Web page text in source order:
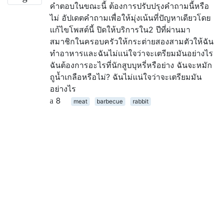
คำตอบในขณะนี้ ต้องการปรับปรุงคำถามนี้หรือ
ไม่ อัปเดตคำถามเพื่อให้มุ่งเน้นที่ปัญหาเดียวโดย
แก้ไขโพสต์นี้ ปิดให้บริการใน2 ปีที่ผ่านมา
สมาชิกในครอบครัวให้กระต่ายสองสามตัวให้ฉัน
ทำอาหารและฉันไม่แน่ใจว่าจะเตรียมมันอย่างไร
ฉันต้องการอะไรที่นักสูบบุหรี่หรือย่าง ฉันจะหมัก
ถูน้ำเกลือหรือไม่? ฉันไม่แน่ใจว่าจะเตรียมมัน
อย่างไร
8
meat barbecue rabbit